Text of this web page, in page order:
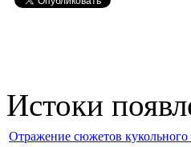
Истоки
Отражение сюжетов кукольного